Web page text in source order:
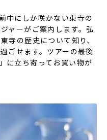
中にしか咲かない東寺の
ャーがご案内します。弘
寺の歴史について知り、
ごせます。ツアーの最後
に立ち寄ってお買い物が